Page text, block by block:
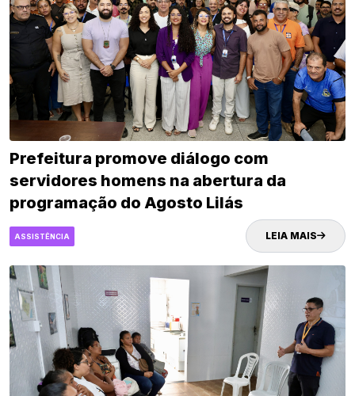
Prefeitura promove diálogo com
servidores homens na abertura da
programação do Agosto Lilás
ASSISTÊNCIA LEIA MAIS